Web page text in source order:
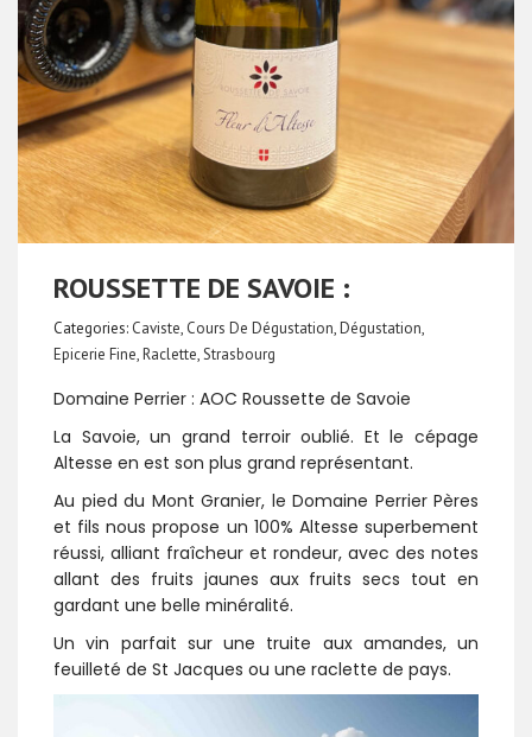
ROUSSETTE DE SAVOIE :
Categories: Caviste, Cours De Dégustation,Dégustation,
Epicerie Fine,Raclette,Strasbourg
Domaine Perrier : AOC Roussette de Savoie
La Savoie, un grand terroir oublié. Et le cépage
Altesse en est son plus grand représentant.
Au pied du Mont Granier, le Domaine Perrier Pères
et fils nous propose un 100% Altesse superbement
réussi, alliant fraîcheur et rondeur, avec des notes
allant des fruits jaunes aux fruits secs tout en
gardant une belle minéralité.
Un vin parfait sur une truite aux amandes, un
feuilleté de St Jacques ou une raclette de pays.